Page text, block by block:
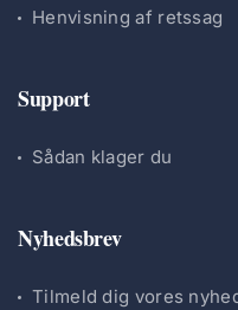
Henvisning af retssag
Support
Sådan klager du
Nyhedsbrev
Tilmeld dig vores